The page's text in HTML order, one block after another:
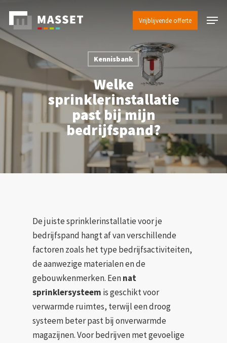
main
content
Vrijblijvende offerte Menu
Kennisbank
Welke
sprinklerinstallatie
past bij mijn
bedrijfspand?
De juiste sprinklerinstallatie voor je
bedrijfspand hangt af van verschillende
factoren zoals het type bedrijfsactiviteiten,
de aanwezige materialen en de
gebouwkenmerken. Eennat
sprinklersysteem is geschikt voor
verwarmde ruimtes, terwijl een droog
systeem beter past bij onverwarmde
magazijnen. Voor bedrijven met gevoelige